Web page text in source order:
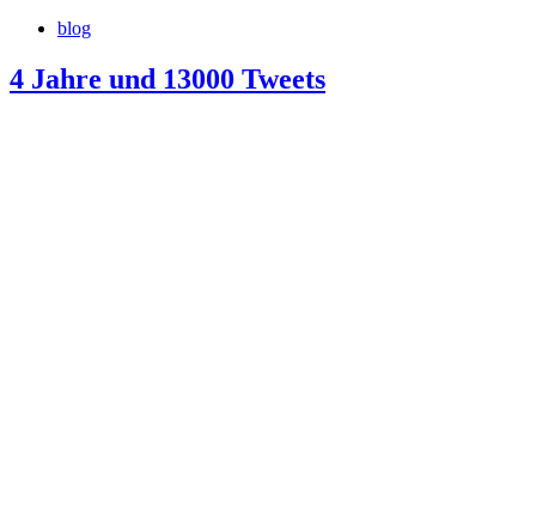
blog
4 Jahre und 13000 Tweets